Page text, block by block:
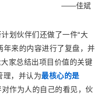
——佳斌
划伙伴们还做了一件“大
年来的内容进行了复盘，并
家总结出项目价值的关键
理，并认为最核心的是
作为人的自己的看见，伙